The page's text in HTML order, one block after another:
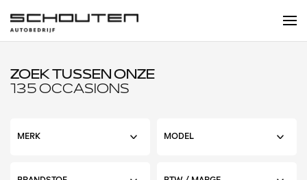
ZOEK TUSSEN ONZE
135 OCCASIONS